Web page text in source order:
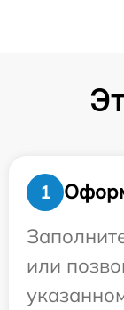
1
или